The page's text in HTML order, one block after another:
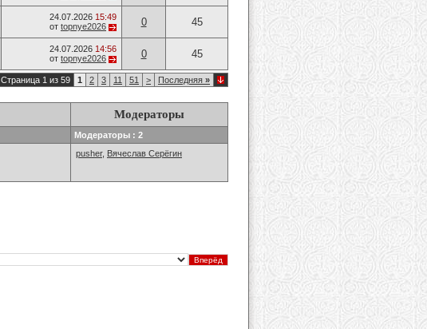
24.07.2026 15:49
от topnye2026 0 45
24.07.2026 14:56
от topnye2026 0 45
Страница 1 из 59 1 2 3 11 51 > Последняя »
Модераторы
Модераторы : 2
pusher, Вячеслав Серёгин